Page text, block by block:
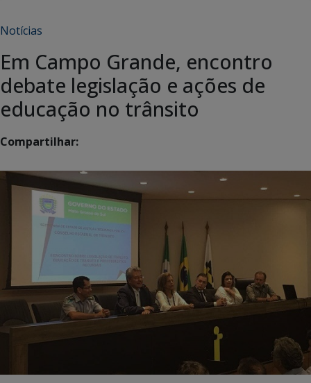
Notícias
Em Campo Grande, encontro
debate legislação e ações de
educação no trânsito
Compartilhar: